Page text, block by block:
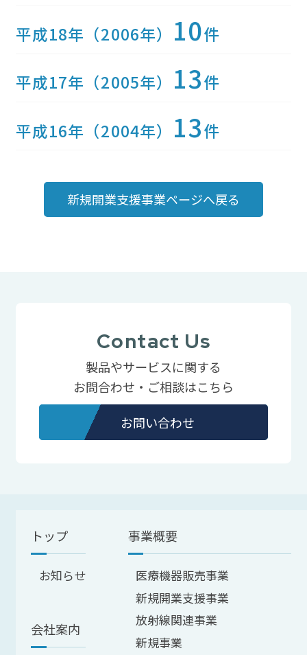
平成18年（2006年） 10件
平成17年（2005年） 13件
平成16年（2004年） 13件
新規開業支援事業ページへ戻る
Contact Us
製品やサービスに関する
お問合わせ・ご相談はこちら
お問い合わせ
トップ
お知らせ
会社案内
事業概要
医療機器販売事業
新規開業支援事業
放射線関連事業
新規事業